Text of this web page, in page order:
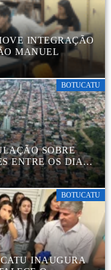
INTEGRAÇÃO
MANUEL
BOTUCATU
SOBRE
ENTRE OS DIAS 6
BOTUCATU
INAUGURA